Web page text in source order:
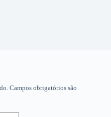
Campos obrigatórios são